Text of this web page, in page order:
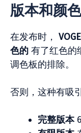
版本和颜
在发布时，
色的 有了红色的
调色板的排除。
否则，这种有吸
完整版本